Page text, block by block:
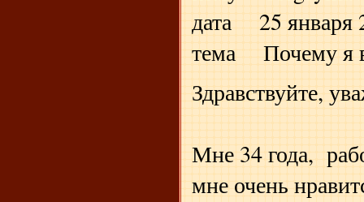
дата 25 января
тема Почему я
Здравствуйте,
Мне 34 года,
мне очень